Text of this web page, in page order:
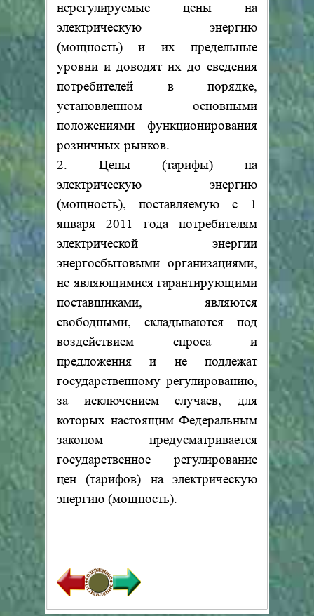
нерегулируемые цены на
электрическую энергию
(мощность) и их предельные
уровни и доводят их до сведения
потребителей в порядке,
установленном основными
положениями функционирования
розничных рынков.
2. Цены (тарифы) на
электрическую энергию
(мощность), поставляемую с 1
января 2011 года потребителям
электрической энергии
энергосбытовыми организациями,
не являющимися гарантирующими
поставщиками, являются
свободными, складываются под
воздействием спроса и
предложения и не подлежат
государственному регулированию,
за исключением случаев, для
которых настоящим Федеральным
законом предусматривается
государственное регулирование
цен (тарифов) на электрическую
энергию (мощность).